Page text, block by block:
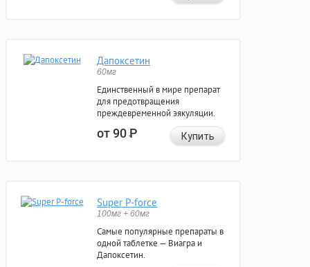
Дапоксетин
60мг
Единственный в мире препарат
для предотвращения
преждевременной эякуляции.
от 90Р Купить
Super P-force
100мг + 60мг
Самые популярные препараты в
одной таблетке — Виагра и
Дапоксетин.